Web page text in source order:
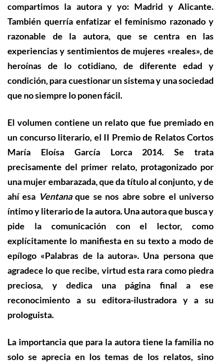
compartimos la autora y yo: Madrid y Alicante.
También querría enfatizar el feminismo razonado y
razonable de la autora, que se centra en las
experiencias y sentimientos de mujeres «reales», de
heroínas de lo cotidiano, de diferente edad y
condición,para cuestionar un sistema y una sociedad
que no siempre lo ponenfácil.
El volumen contiene un relato que fue premiado en
un concurso literario, el II Premio de Relatos Cortos
María Eloísa García Lorca 2014. Se trata
precisamente del primer relato, protagonizado por
una mujer embarazada, que da título al conjunto, y de
ahí esa Ventanaque se nos abre sobre el universo
íntimo y literario de la autora. Una autora que busca y
pide la comunicación con el lector, como
explícitamente lo manifiesta en su texto a modo de
epílogo «Palabras de la autora». Una persona que
agradece lo que recibe, virtud esta rara como piedra
preciosa, y dedica una página final a ese
reconocimiento a su editora-ilustradora y a su
prologuista.
La importancia que para la autora tiene la familia no
solo se aprecia en los temas de los relatos, sino